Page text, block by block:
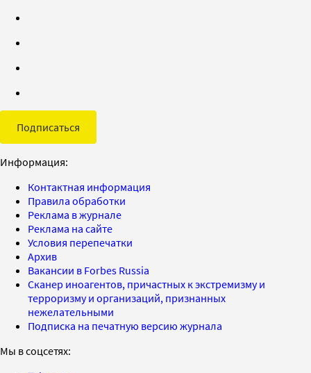
Подписаться
Информация:
Контактная информация
Правила обработки
Реклама в журнале
Реклама на сайте
Условия перепечатки
Архив
Вакансии в Forbes Russia
Сканер иноагентов, причастных к экстремизму и
терроризму и организаций, признанных
нежелательными
Подписка на печатную версию журнала
Мы в соцсетях: